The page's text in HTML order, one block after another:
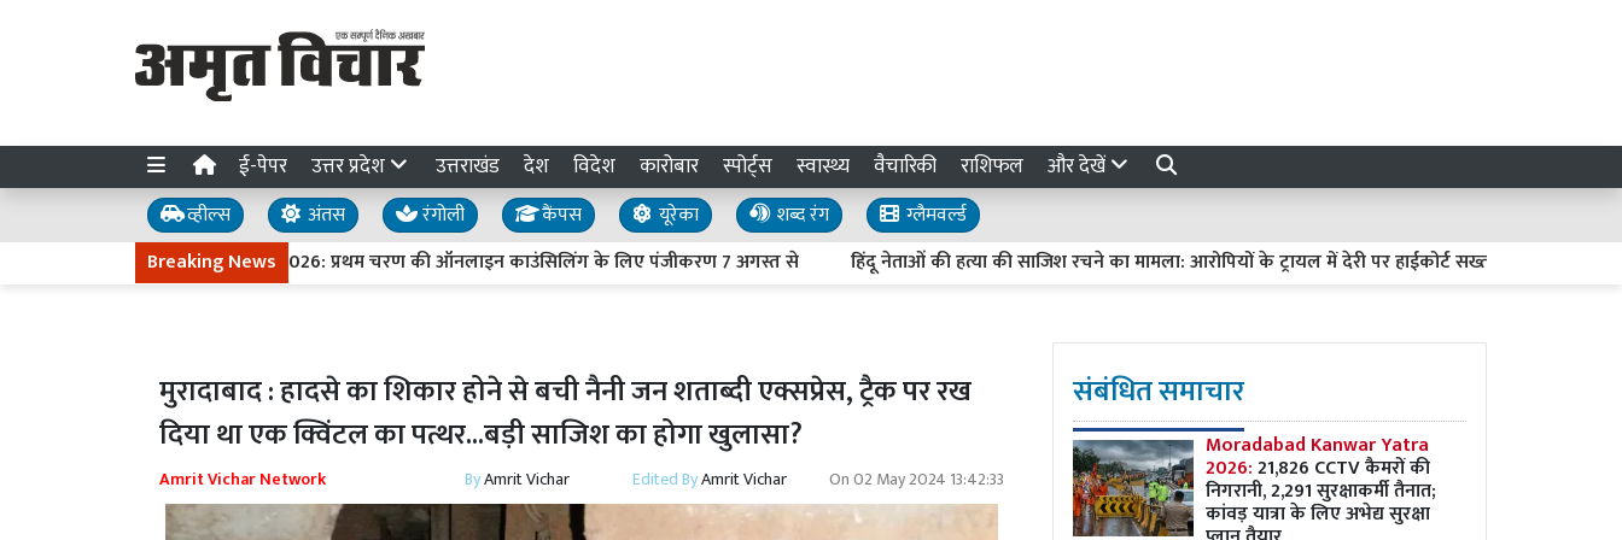
ई-पेपर उत्तर प्रदेश उत्तराखंड देश विदेश कारोबार स्पोर्ट्स स्वास्थ्य वैचारिकी राशिफल और देखें
व्हील्स अंतस रंगोली कैंपस यूरेका शब्द रंग
ग्लैमवर्ल्ड
Breaking News
यूपी नीट यूजी-2026: प्रथम चरण की ऑनलाइन काउंसिलिंग के लिए पंजीकरण 7 अगस्त से हिंदू नेताओं की हत्या की साजिश रचने का मामला: आरोपियों के ट्रायल में देरी पर हाईकोर्ट सख्त, मांगी रिपोर्ट
मुरादाबाद : हादसे का शिकार होने से बची नैनी जन शताब्दी एक्सप्रेस, ट्रैक पर रख
दिया था एक क्विंटल का पत्थर...बड़ी साजिश का होगा खुलासा?
Amrit Vichar Network ByAmrit Vichar Edited ByAmrit Vichar On02 May 2024 13:42:33
संबंधित समाचार
Moradabad Kanwar Yatra
2026:21,826 CCTV कैमरों की
निगरानी, 2,291 सुरक्षाकर्मी तैनात;
कांवड़ यात्रा के लिए अभेद्य सुरक्षा